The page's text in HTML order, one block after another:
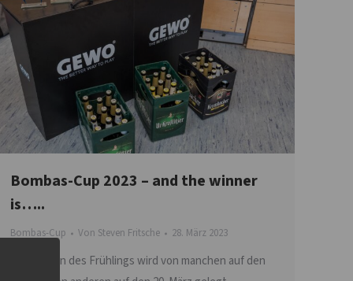
Bombas-Cup 2023 – and the winner
is…..
Bombas-Cup Von Steven Fritsche 28. März 2023
Der Beginn des Frühlings wird von manchen auf den